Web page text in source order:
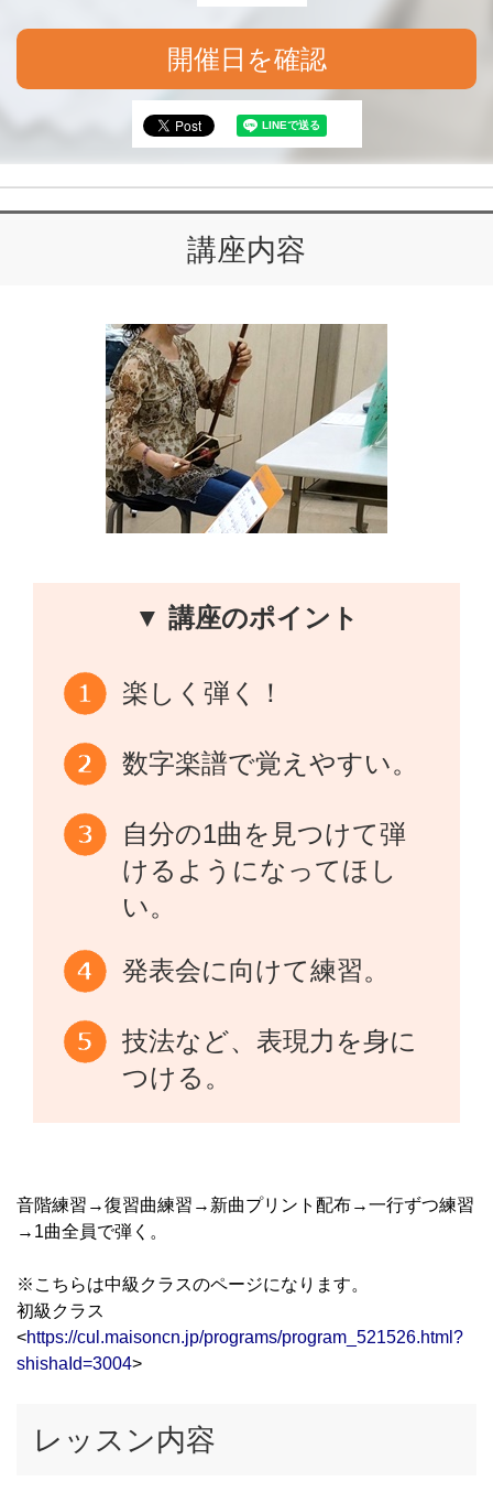
開催日を確認
講座内容
▼ 講座のポイント
楽しく弾く！
数字楽譜で覚えやすい。
自分の1曲を見つけて弾
けるようになってほし
い。
発表会に向けて練習。
技法など、表現力を身に
つける。
音階練習→復習曲練習→新曲プリント配布→一行ずつ練習
→1曲全員で弾く。
※こちらは中級クラスのページになります。
初級クラス
<https://cul.maisoncn.jp/programs/program_521526.html?
shishaId=3004>
レッスン内容